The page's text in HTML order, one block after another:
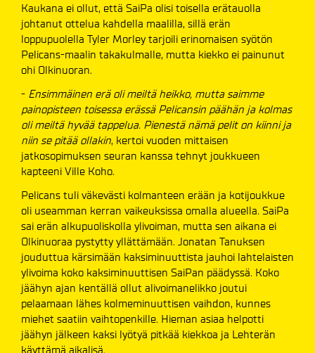
Kaukana ei ollut, että SaiPa olisi toisella erätauolla
johtanut ottelua kahdella maalilla, sillä erän
loppupuolella Tyler Morley tarjoili erinomaisen syötön
Pelicans-maalin takakulmalle, mutta kiekko ei painunut
ohi Olkinuoran.
- Ensimmäinen erä oli meiltä heikko, mutta saimme
painopisteen toisessa erässä Pelicansin päähän ja kolmas
oli meiltä hyvää tappelua. Pienestä nämä pelit on kiinni ja
niin se pitää ollakin, kertoi vuoden mittaisen
jatkosopimuksen seuran kanssa tehnyt joukkueen
kapteeni Ville Koho.
Pelicans tuli väkevästi kolmanteen erään ja kotijoukkue
oli useamman kerran vaikeuksissa omalla alueella. SaiPa
sai erän alkupuoliskolla ylivoiman, mutta sen aikana ei
Olkinuoraa pystytty yllättämään. Jonatan Tanuksen
jouduttua kärsimään kaksiminuuttista jauhoi lahtelaisten
ylivoima koko kaksiminuuttisen SaiPan päädyssä. Koko
jäähyn ajan kentällä ollut alivoimanelikko joutui
pelaamaan lähes kolmeminuuttisen vaihdon, kunnes
miehet saatiin vaihtopenkille. Hieman asiaa helpotti
jäähyn jälkeen kaksi lyötyä pitkää kiekkoa ja Lehterän
käyttämä aikalisä.